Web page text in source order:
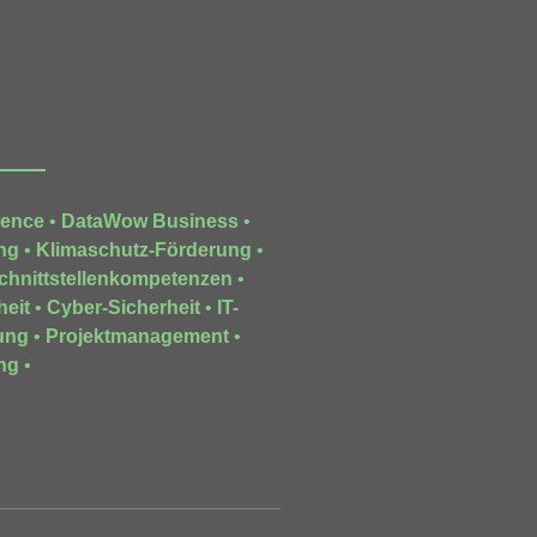
• DataWow Business•
• Klimaschutz-Förderung •
•
• Cyber-Sicherheit• IT-
• Projektmanagement•
•